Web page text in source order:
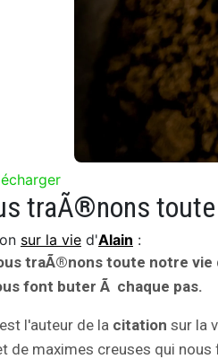
sur la vie d'Alain :
traÃ®nons toute notre vie
font buter Ã chaque pas.
l'auteur de la citation sur la
de maximes creuses qui